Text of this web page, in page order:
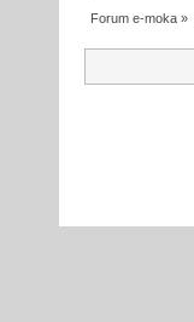
Forum e-moka »